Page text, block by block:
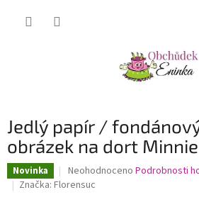
Jedlý papír /
obrázek na dort
Novinka
Průměrné
hodnocení
Neohodnoceno Podrobnosti
Značka: Florensuc